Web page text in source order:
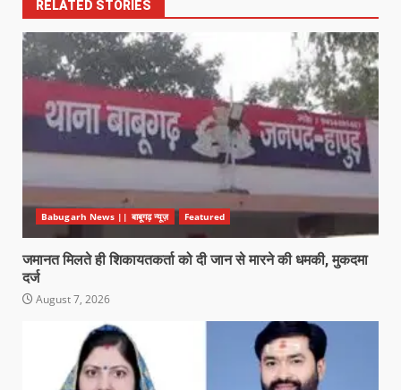
RELATED STORIES
Babugarh News || बाबूगढ़ न्यूज़ Featured
जमानत मिलते ही शिकायतकर्ता को दी जान से मारने की धमकी, मुकदमा
दर्ज
August 7, 2026